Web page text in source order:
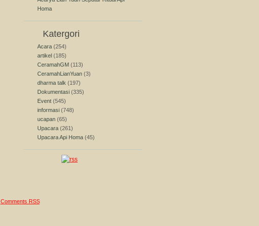
Homa
Katergori
Acara (254)
artikel (185)
CeramahGM (113)
CeramahLianYuan (3)
dharma talk (197)
Dokumentasi (335)
Event (545)
informasi (748)
ucapan (65)
Upacara (261)
Upacara Api Homa (45)
Comments RSS